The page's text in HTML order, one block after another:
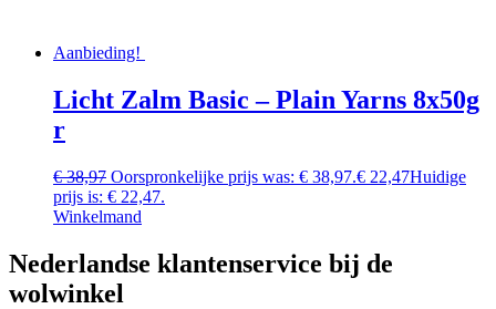
Aanbieding!
Licht Zalm Basic – Plain Yarns 8x50g
r
€38,97 Oorspronkelijke prijs was: € 38,97.€ 22,47Huidige
prijs is: € 22,47.
Winkelmand
Nederlandse klantenservice bij de
wolwinkel